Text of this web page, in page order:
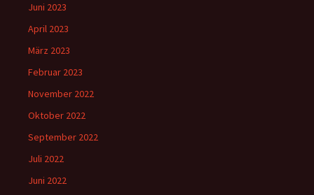
Juni 2023
April 2023
März 2023
Februar 2023
November 2022
Oktober 2022
September 2022
Juli 2022
Juni 2022